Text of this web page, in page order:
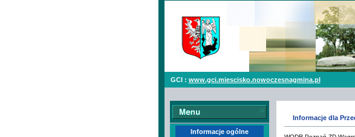
GCI : www.gci.miescisko.nowoczesnagmina.pl
Informacje ogólne
Informacje dla